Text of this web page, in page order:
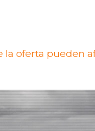
oferta pueden